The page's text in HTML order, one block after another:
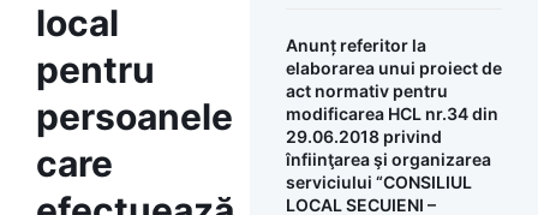
local
pentru
persoanele
care
Anunț referitor la
elaborarea unui proiect de
act normativ pentru
modificarea HCL nr.34 din
29.06.2018 privind
înfiinţarea şi organizarea
serviciului “CONSILIUL
LOCAL SECUIENI –